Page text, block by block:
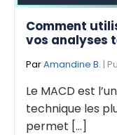
Comment
vos analyses
ParAmandine B. |
Le MACD est
technique les
permet [...]